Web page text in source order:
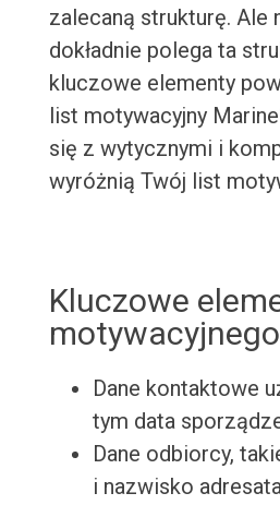
zalecaną strukturę. Ale
dokładnie polega ta
kluczowe elementy
list motywacyjny
się z wytycznymi i
wyróżnią Twój list
Kluczowe
Dane kontaktowe
tym data
Dane odbiorcy,
i nazwisko